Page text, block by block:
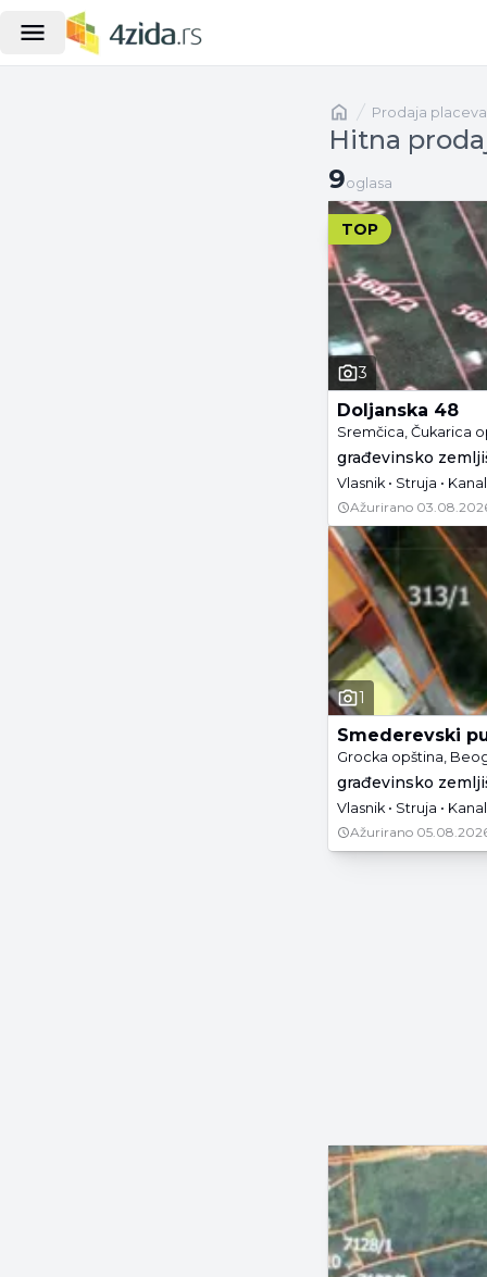
Naslovnaprodaja placeva
Hitna
9 oglasa
9oglasa
TOP
3
Doljanska 48
Sremčica, Čukarica
građevinsko
Vlasnik • Struja •
Ažurirano
1
Smederevski
Grocka opština,
građevinsko
Vlasnik • Struja •
Ažurirano